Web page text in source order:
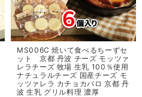
MS006C 焼いて食べるちーずセ
ット 京都 丹波 チーズ モッツァ
レラチーズ 牧場 生乳 100％使用
ナチュラルチーズ 国産チーズ モ
ッツァレラ カチョカバロ 京都 丹
波 生乳 グリル料理 濃厚